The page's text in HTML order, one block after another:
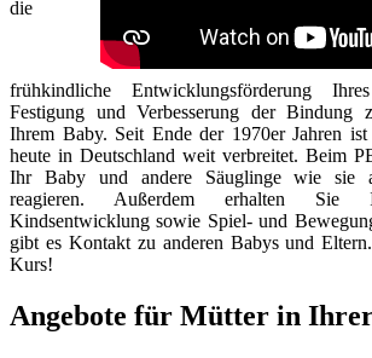
die
frühkindliche Entwicklungsförderung
Festigung und Verbesserung der Bindung
Ihrem Baby. Seit Ende der 1970er Jahren
heute in Deutschland weit verbreitet. Beim
Ihr Baby und andere Säuglinge wie sie
reagieren. Außerdem erhalten Sie
Kindsentwicklung sowie Spiel- und
gibt es Kontakt zu anderen Babys und
Kurs!
Angebote für Mütter in